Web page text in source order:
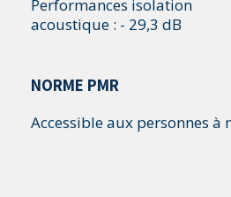
Performances isolation
acoustique : - 29,3 dB
NORME PMR
Accessible aux personnes